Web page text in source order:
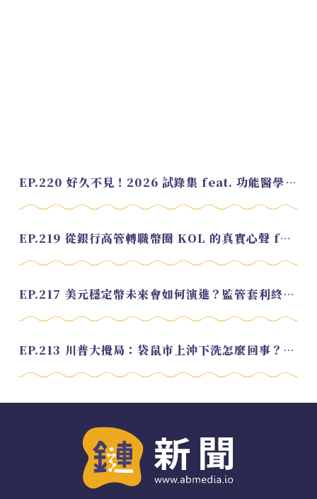
EP.220 好久不見！2026 試錄集 feat. 功能醫學營養師 美寶
EP.219 從銀行高管轉職幣圈 KOL 的真實心聲 feat.龜大
EP.217 美元穩定幣未來會如何演進？監管套利終將收斂？feat. 研究員 余哲安
EP.213 川普大攪局：袋鼠市上沖下洗怎麼回事？feat. Alvin